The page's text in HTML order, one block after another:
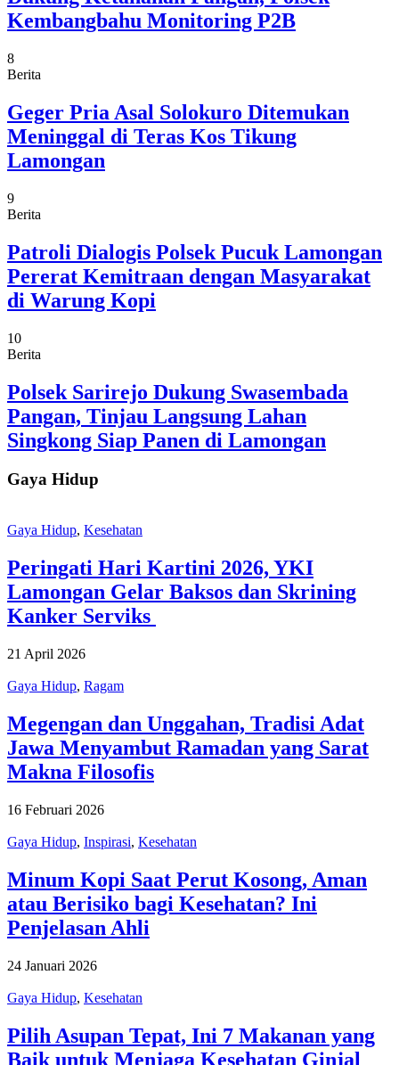
Kembangbahu Monitoring P2B
8
Berita
Geger Pria Asal Solokuro Ditemukan
Meninggal di Teras Kos Tikung
Lamongan
9
Berita
Patroli Dialogis Polsek Pucuk Lamongan
Pererat Kemitraan dengan Masyarakat
di Warung Kopi
10
Berita
Polsek Sarirejo Dukung Swasembada
Pangan, Tinjau Langsung Lahan
Singkong Siap Panen di Lamongan
Gaya Hidup
Gaya Hidup, Kesehatan
Peringati Hari Kartini 2026, YKI
Lamongan Gelar Baksos dan Skrining
Kanker Serviks
21 April 2026
Gaya Hidup, Ragam
Megengan dan Unggahan, Tradisi Adat
Jawa Menyambut Ramadan yang Sarat
Makna Filosofis
16 Februari 2026
Gaya Hidup, Inspirasi, Kesehatan
Minum Kopi Saat Perut Kosong, Aman
atau Berisiko bagi Kesehatan? Ini
Penjelasan Ahli
24 Januari 2026
Gaya Hidup, Kesehatan
Pilih Asupan Tepat, Ini 7 Makanan yang
Baik untuk Menjaga Kesehatan Ginjal